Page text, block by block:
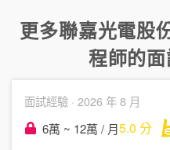
更多聯嘉光電股
程師的
面試經驗 · 2026 年 8 月
6萬 ~ 12萬 / 月5.0 分